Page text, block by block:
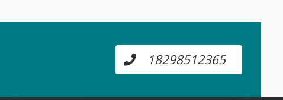
18298512365